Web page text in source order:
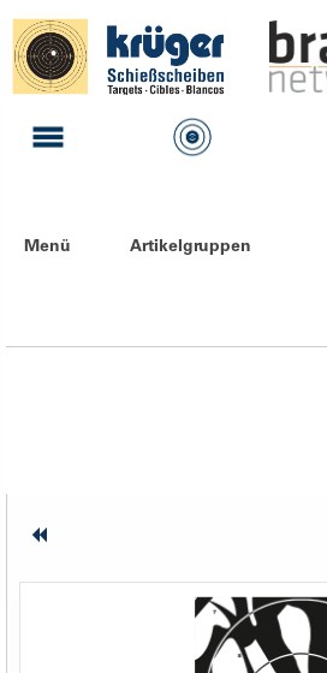
Menü Artikelgruppen